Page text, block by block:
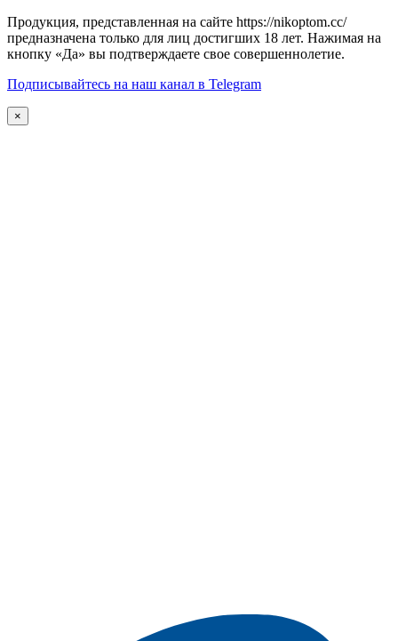
Продукция, представленная на сайте https://nikoptom.cc/
предназначена только для лиц достигших 18 лет. Нажимая на
кнопку «Да» вы подтверждаете свое совершеннолетие.
Подписывайтесь на наш канал в Telegram
×